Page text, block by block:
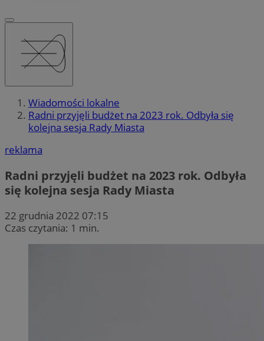
Wiadomości lokalne
Radni przyjęli budżet na 2023 rok. Odbyła się
kolejna sesja Rady Miasta
reklama
Radni przyjęli budżet na 2023 rok. Odbyła
się kolejna sesja Rady Miasta
22 grudnia 2022 07:15
Czas czytania: 1 min.